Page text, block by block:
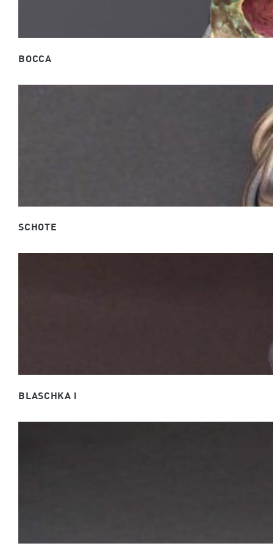
BOCCA
SCHOTE
BLASCHKA I